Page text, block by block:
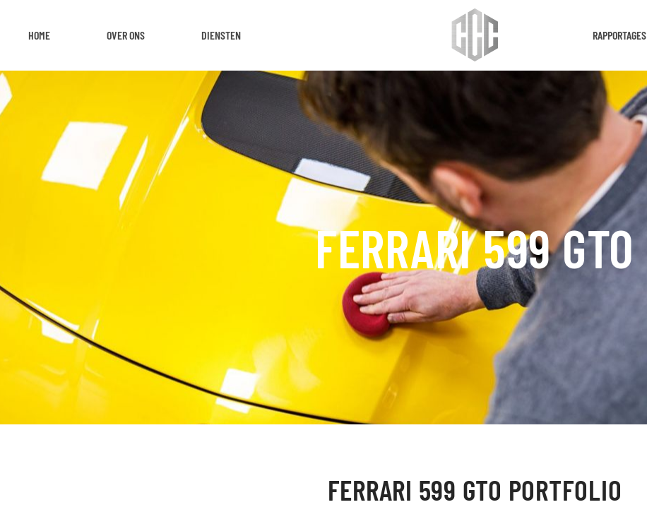
HOME OVER ONS DIENSTEN RAPPORTAGES
FERRARI 599 GTO
FERRARI 599 GTO PORTFOLIO